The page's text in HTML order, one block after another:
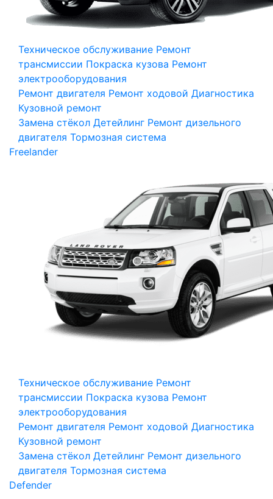
Техническое обслуживание Ремонт
трансмиссии Покраска кузова Ремонт
электрооборудования
Ремонт двигателя Ремонт ходовой Диагностика
Кузовной ремонт
Замена стёкол Детейлинг Ремонт дизельного
двигателя Тормозная система
Freelander
Техническое обслуживание Ремонт
трансмиссии Покраска кузова Ремонт
электрооборудования
Ремонт двигателя Ремонт ходовой Диагностика
Кузовной ремонт
Замена стёкол Детейлинг Ремонт дизельного
двигателя Тормозная система
Defender